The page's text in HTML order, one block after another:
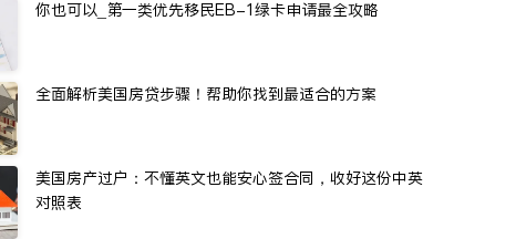
你也可以_第一类优先移民EB-1绿卡申请最全攻略
全面解析美国房贷步骤！帮助你找到最适合的方案
美国房产过户：不懂英文也能安心签合同，收好这份中英
对照表